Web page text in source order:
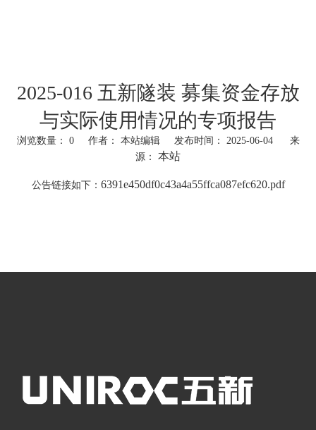
2025-016 五新隧装 募集资金存放
与实际使用情况的专项报告
浏览数量： 0作者： 本站编辑 发布时间： 2025-06-04 来
源： 本站
公告链接如下： 6391e450df0c43a4a55ffca087efc620.pdf